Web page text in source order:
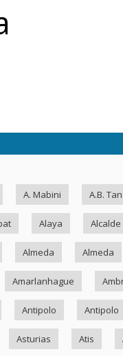
A. Mabini A.B. Tan
Alaya Alcalde
Almeda Almeda
Amarlanhague
Antipolo Antipolo
Asturias Atis